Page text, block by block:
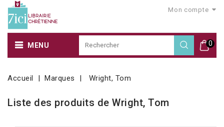
Mon compte
0
MENU
Accueil Marques Wright, Tom
Liste des produits de Wright, Tom